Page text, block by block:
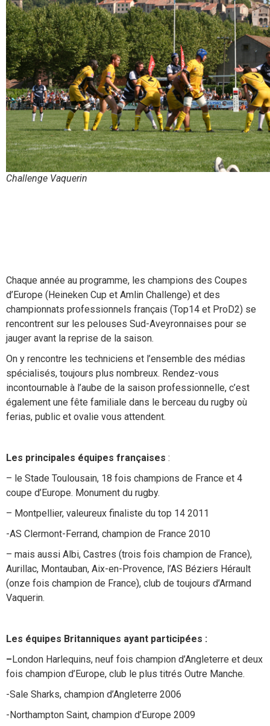
Challenge Vaquerin
Chaque année au programme, les champions des Coupes
d’Europe (Heineken Cup et Amlin Challenge) et des
championnats professionnels français (Top14 et ProD2) se
rencontrent sur les pelouses Sud-Aveyronnaises pour se
jauger avant la reprise de la saison.
On y rencontre les techniciens et l’ensemble des médias
spécialisés, toujours plus nombreux. Rendez-vous
incontournable à l’aube de la saison professionnelle, c’est
également une fête familiale dans le berceau du rugby où
ferias, public et ovalie vous attendent.
Les principales équipes françaises :
– le Stade Toulousain, 18 fois champions de France et 4
coupe d’Europe. Monument du rugby.
– Montpellier, valeureux finaliste du top 14 2011
-AS Clermont-Ferrand, champion de France 2010
– mais aussi Albi, Castres (trois fois champion de France),
Aurillac, Montauban, Aix-en-Provence, l’AS Béziers Hérault
(onze fois champion de France), club de toujours d’Armand
Vaquerin.
Les équipes Britanniques ayant participées :
–London Harlequins, neuf fois champion d’Angleterre et deux
fois champion d’Europe, club le plus titrés Outre Manche.
-Sale Sharks, champion d’Angleterre 2006
-Northampton Saint, champion d’Europe 2009